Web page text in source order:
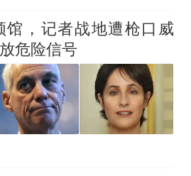
馆，记者战地遭枪口威
危险信号